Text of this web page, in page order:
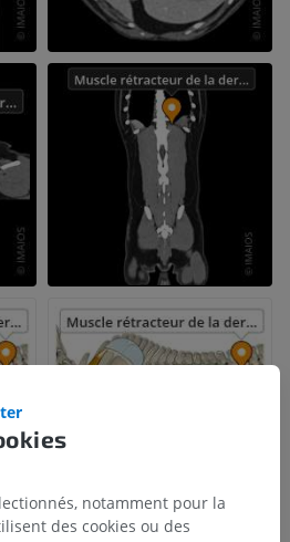
notamment pour la
des cookies ou des